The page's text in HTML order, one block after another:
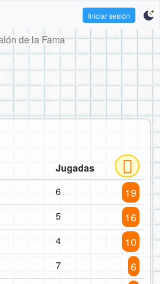
Iniciar sesión
de la Fama
Jugadas
6 19
5 16
4 10
7 6